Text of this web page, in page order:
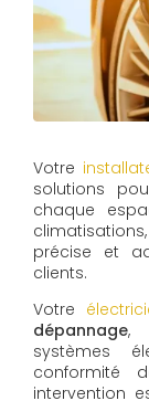
Votre
solutions
chaque
précise et
clients.
Votre
dépannage,
systèmes
conformité
intervention